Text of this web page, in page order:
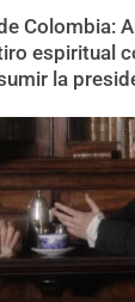
Colombia:
espiritual
la